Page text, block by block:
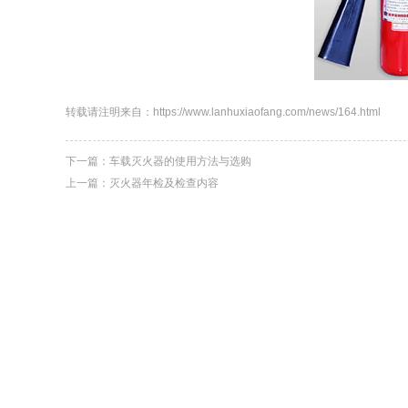
转载请注明来自：https://www.lanhuxiaofang.com/news/164.html
下一篇： 车载灭火器的使用方法与选购
上一篇： 灭火器年检及检查内容